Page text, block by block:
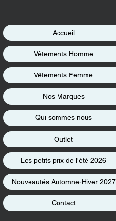
Accueil
Vêtements Homme
Vêtements Femme
Nos Marques
Qui sommes nous
Outlet
Les petits prix de l'été 2026
Nouveautés Automne-Hiver 2027
Contact